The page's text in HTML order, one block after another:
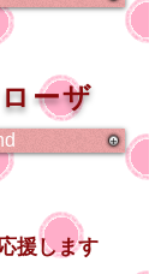
ーザ
援します